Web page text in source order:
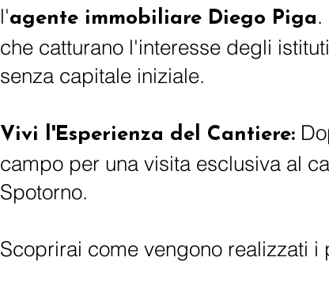
l'agente immobiliare Diego Piga.
che catturano l'interesse degli
senza capitale iniziale.
Vivi l'Esperienza del Cantiere:
campo per una visita esclusiva al
Spotorno.
Scoprirai come vengono realizzati